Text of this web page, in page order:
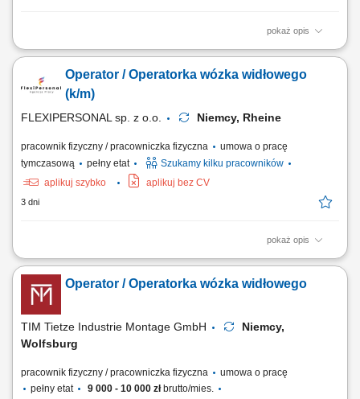
pokaż opis
Opis stanowiska: transport materiałów i części między działami
wspieranie procesów logistycznych i produkcyjnych, kontrola
terminowości dostaw komponentów na linię, utrzymywanie porządku i
Operator / Operatorka wózka widłowego
(k/m)
FLEXIPERSONAL sp. z o.o. Niemcy, Rheine
pracownik fizyczny / pracowniczka fizyczna
umowa o pracę
tymczasową
pełny etat
Szukamy kilku pracowników
aplikuj szybko
aplikuj bez CV
3 dni
pokaż opis
Opis stanowiska Realizacja wewnętrznego transportu towarów oraz
palet przy użyciu wózka widłowego; Obsługa strefy przyjęć i wydań, w
tym sprawny rozładunek oraz załadunek aut ciężarowych;
Kompletowanie asortymentu magazynowego i szykowanie zamówień
do wysyłki; Lokowanie ładunków w...
Operator / Operatorka wózka widłowego
TIM Tietze Industrie Montage GmbH
Niemcy,
Wolfsburg
pracownik fizyczny / pracowniczka fizyczna
umowa o pracę
pełny etat
9 000 - 10 000 złbrutto/mies.